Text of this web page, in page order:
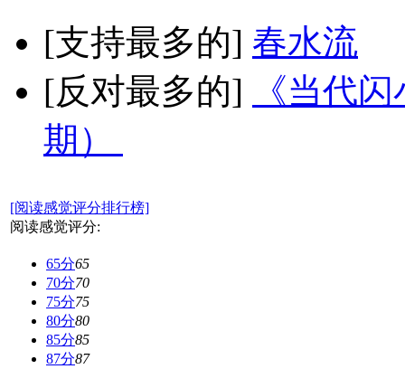
[支持最多的] 春水流
[反对最多的]
《当代
期）
[阅读感觉评分排行榜]
阅读感觉评分:
65分65
70分70
75分75
80分80
85分85
87分87